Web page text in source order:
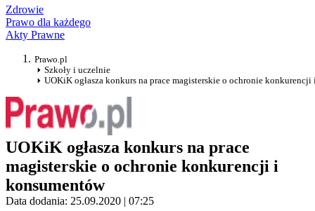
Zdrowie
Prawo dla każdego
Akty Prawne
Prawo.pl
Szkoły i uczelnie
UOKiK ogłasza konkurs na prace magisterskie o ochronie
UOKiK ogłasza konkurs na prace
magisterskie o ochronie konkurencji i
konsumentów
Data dodania: 25.09.2020 | 07:25